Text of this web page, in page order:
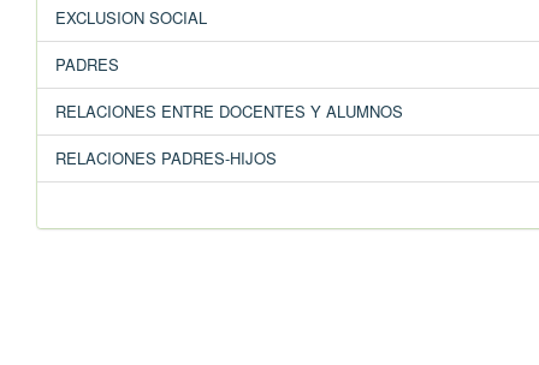
EXCLUSION SOCIAL
PADRES
RELACIONES ENTRE DOCENTES Y ALUMNOS
RELACIONES PADRES-HIJOS